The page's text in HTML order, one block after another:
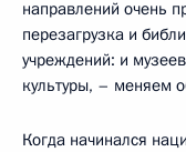
направлений очень
перезагрузка и
учреждений: и
культуры, – меняем
Когда начинался